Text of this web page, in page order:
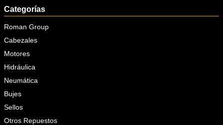
Categorías
Roman Group
Cabezales
Motores
Hidráulica
Neumática
Bujes
Sellos
Otros Repuestos